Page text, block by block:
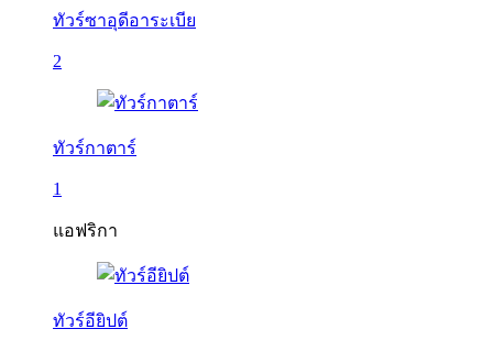
ทัวร์ซาอุดีอาระเบีย
2
ทัวร์กาตาร์
1
แอฟริกา
ทัวร์อียิปต์